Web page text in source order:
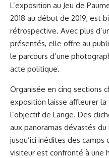
L’exposition au Jeu de
2018 au début de 2019, est
rétrospective. Avec plus
présentés, elle offre au
le parcours d’une
acte politique.
Organisée en cinq sections
exposition laisse affleurer
l’objectif de Lange. Des
aux panoramas dévastés du
jusqu’ici inédites des camps
visiteur est confronté à une